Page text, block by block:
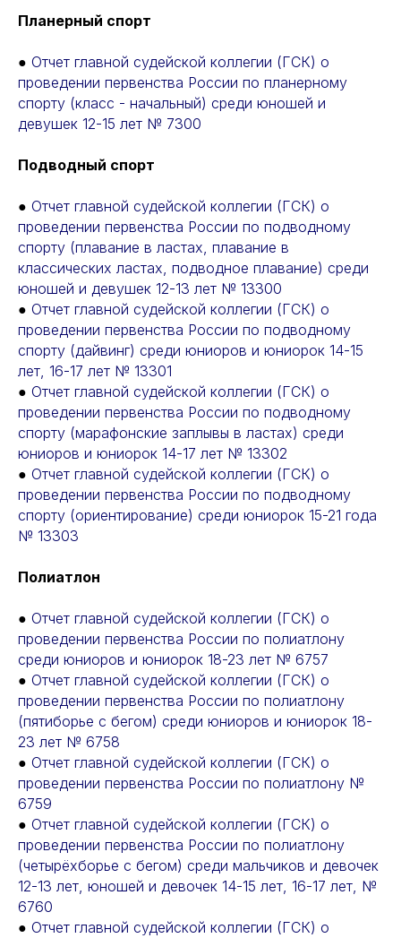
Планерный спорт
● Отчет главной судейской коллегии (ГСК) о
проведении первенства России по планерному
спорту (класс - начальный) среди юношей и
девушек 12-15 лет № 7300
Подводный спорт
● Отчет главной судейской коллегии (ГСК) о
проведении первенства России по подводному
спорту (плавание в ластах, плавание в
классических ластах, подводное плавание) среди
юношей и девушек 12-13 лет № 13300
● Отчет главной судейской коллегии (ГСК) о
проведении первенства России по подводному
спорту (дайвинг) среди юниоров и юниорок 14-15
лет, 16-17 лет № 13301
● Отчет главной судейской коллегии (ГСК) о
проведении первенства России по подводному
спорту (марафонские заплывы в ластах) среди
юниоров и юниорок 14-17 лет № 13302
● Отчет главной судейской коллегии (ГСК) о
проведении первенства России по подводному
спорту (ориентирование) среди юниорок 15-21 года
№ 13303
Полиатлон
● Отчет главной судейской коллегии (ГСК) о
проведении первенства России по полиатлону
среди юниоров и юниорок 18-23 лет № 6757
● Отчет главной судейской коллегии (ГСК) о
проведении первенства России по полиатлону
(пятиборье с бегом) среди юниоров и юниорок 18-
23 лет № 6758
● Отчет главной судейской коллегии (ГСК) о
проведении первенства России по полиатлону №
6759
● Отчет главной судейской коллегии (ГСК) о
проведении первенства России по полиатлону
(четырёхборье с бегом) среди мальчиков и девочек
12-13 лет, юношей и девочек 14-15 лет, 16-17 лет, №
6760
● Отчет главной судейской коллегии (ГСК) о